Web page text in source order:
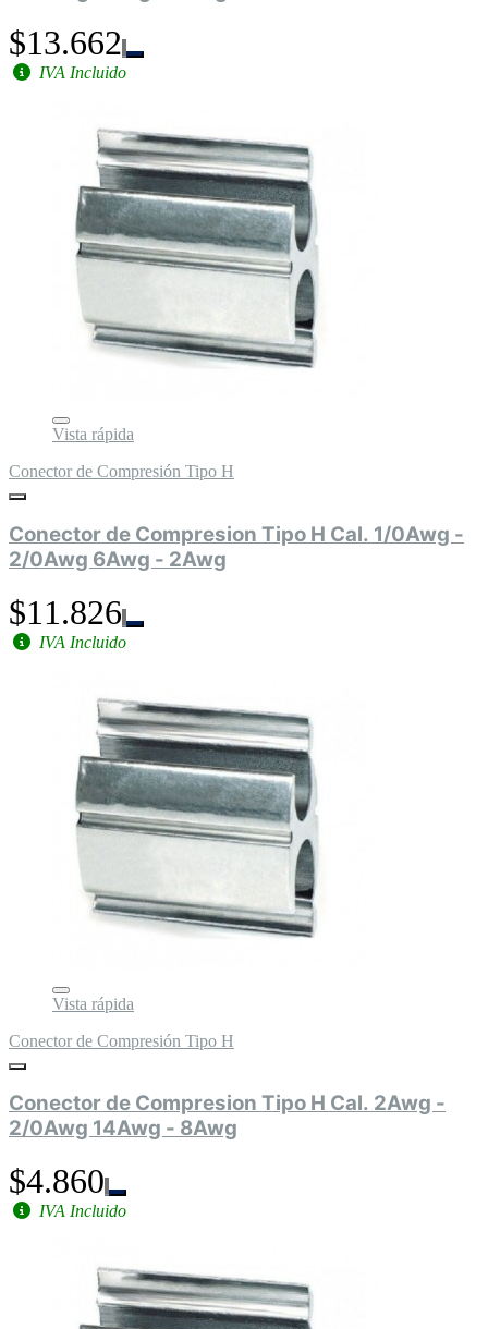
$13.662
IVA Incluido
Vista rápida
Conector de Compresión Tipo H
Conector de Compresion Tipo H Cal. 1/0Awg -
2/0Awg 6Awg - 2Awg
$11.826
IVA Incluido
Vista rápida
Conector de Compresión Tipo H
Conector de Compresion Tipo H Cal. 2Awg -
2/0Awg 14Awg - 8Awg
$4.860
IVA Incluido